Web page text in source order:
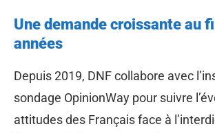
Une demande croissante au
années
Depuis 2019, DNF collabore avec
sondage OpinionWay pour suivre
attitudes des Français face à